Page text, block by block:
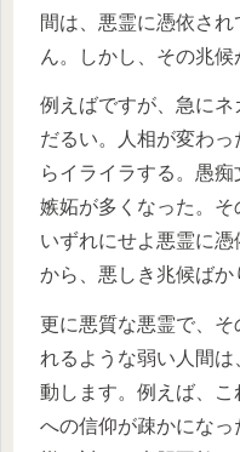
間は、悪霊に憑依さ
ん。しかし、その兆候
例えばですが、急に
だるい。人相が変わ
らイライラする。愚
嫉妬が多くなった。そ
いずれにせよ悪霊に
から、悪しき兆候ばか
更に悪質な悪霊で、
れるような弱い人間
動します。例えば、
への信仰が疎かになっ